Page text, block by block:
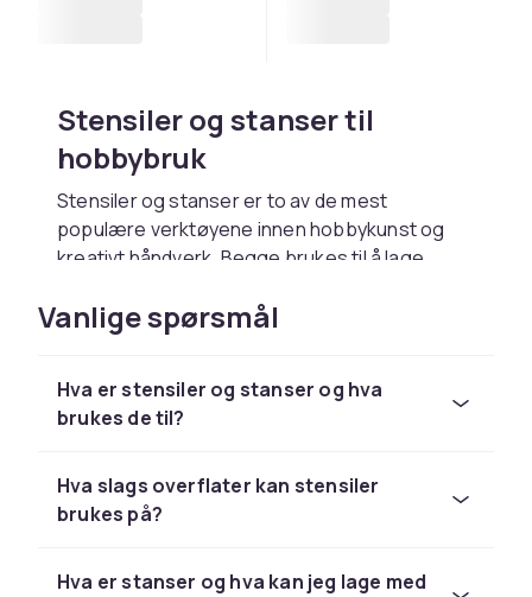
Stensiler og stanser til
hobbybruk
Stensiler og stanser er to av de mest
populære verktøyene innen hobbykunst og
kreativt håndverk. Begge brukes til å lage
stoff, tre og mange andre overflater. Enten du
er interessert i scrapbooking, kortlaging,
finne stor nytte av stensiler og stanser.
overflaten og maler eller stryker over den med
maling, blekk eller pasta for å overføre
av motiver, fra enkle geometriske former til
Vanlige spørsmål
Hva er stensiler og stanser og hva
brukes de til?
Hva slags overflater kan stensiler
brukes på?
Hva er stanser og hva kan jeg lage med